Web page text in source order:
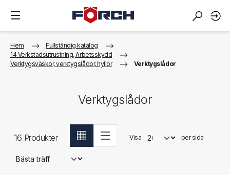
Hem
Fullständig katalog
14 Verkstadsutrustning, Arbetsskydd
Verktygsväskor, verktygslådor, hyllor
Verktygslådor
Verktygslådor
16 Produkter Visa per sida